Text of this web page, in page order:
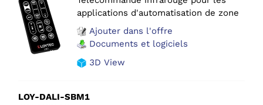
applications d'automatisation de zone
Ajouter dans l'offre
Documents et logiciels
3D View
LOY-DALI-SBM1